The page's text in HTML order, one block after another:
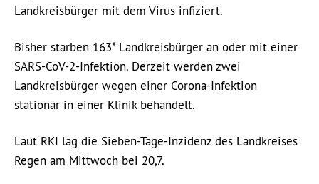
Landkreisbürger mit dem Virus infiziert.
Bisher starben 163* Landkreisbürger an oder mit einer
SARS-CoV-2-Infektion. Derzeit werden zwei
Landkreisbürger wegen einer Corona-Infektion
stationär in einer Klinik behandelt.
Laut RKI lag die Sieben-Tage-Inzidenz des Landkreises
Regen am Mittwoch bei 20,7.